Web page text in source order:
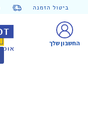
ביטול הזמנה
החשבון שלך